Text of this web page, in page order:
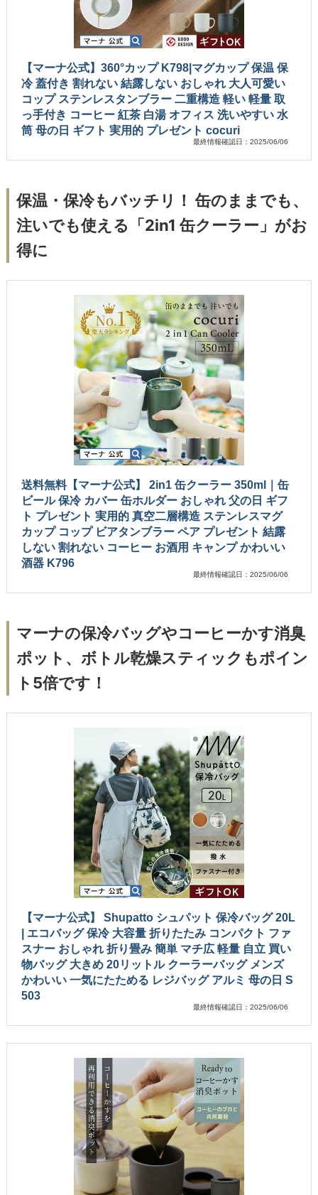
【マーナ公式】360°カップ K798|マグカップ 保温 保
冷 蓋付き 割れない 結露しない おしゃれ 大人可愛い
コップ ステンレスタンブラー 二重構造 軽い 軽量 取
っ手付き コーヒー 紅茶 白湯 オフィス 洗いやすい 水
筒 母の日 ギフト 実用的 プレゼント cocuri
最終情報確認日：2025/06/06
保温・保冷もバッチリ！ 缶のままでも、
注いでも使える「2in1 缶クーラー」がお
得に
送料無料【マーナ公式】 2in1 缶クーラー 350ml｜缶
ビール 保冷 カバー 缶ホルダー おしゃれ 父の日 ギフ
ト プレゼント 実用的 真空二層構造 ステンレスマグ
カップ コップ ビアタンブラー ペア プレゼント 結露
しない 割れない コーヒー お酒用 キャンプ かわいい
酒器 K796
最終情報確認日：2025/06/06
マーナの保冷バッグやコーヒーかす消臭
ポット、ボトル乾燥スティックもポイン
ト5倍です！
【マーナ公式】 Shupatto シュパット 保冷バッグ 20L
| エコバッグ 保冷 大容量 折りたたみ コンパクト ファ
スナー おしゃれ 折り畳み 簡単 マチ広 軽量 自立 買い
物バッグ 大きめ 20リットル クーラーバッグ メンズ
かわいい 一気にたためる レジバッグ アルミ 母の日 S
503
最終情報確認日：2025/06/06